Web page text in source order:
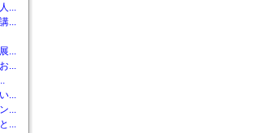
...
...
...
...
...
...
...